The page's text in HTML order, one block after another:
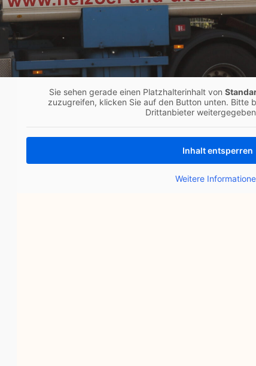
Sie sehen gerade einen Platzhalterinhalt von
zuzugreifen, klicken Sie auf den Button unten. Bitte
Drittanbieter
Inhalt entsperren
Weitere